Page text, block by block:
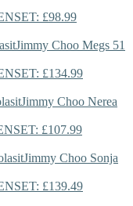
£98.99
Jimmy Choo Megs 51
£134.99
Jimmy Choo Nerea
£107.99
Jimmy Choo Sonja
£139.49